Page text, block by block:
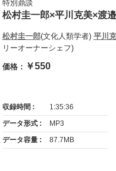
特別鼎談
松村圭一郎×平川克美×渡
松村圭一郎(文化人類学者) 平川
リーオーナーシェフ)
価格： ￥550
収録時間 :
1:35:36
データ形式 :
MP3
データ容量 :
87.7MB